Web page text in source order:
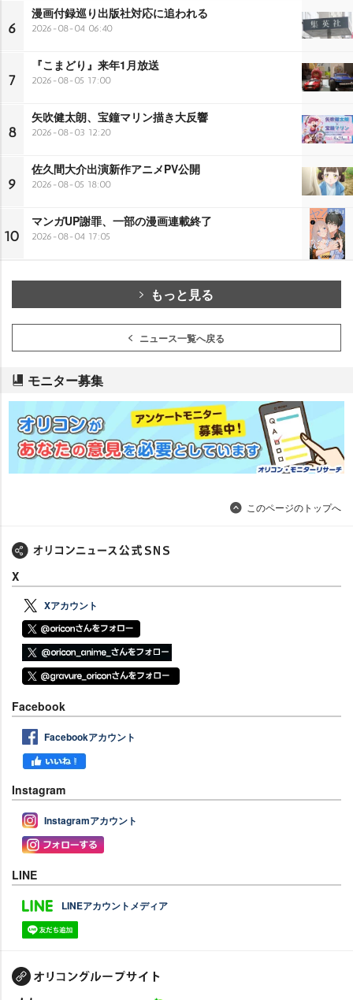
6
漫画付録巡り出版社対応に追われる
2026-08-04 06:40
7
『こまどり』来年1月放送
2026-08-05 17:00
8
矢吹健太朗、宝鐘マリン描き大反響
2026-08-03 12:20
9
佐久間大介出演新作アニメPV公開
2026-08-05 18:00
10
マンガUP謝罪、一部の漫画連載終了
2026-08-04 17:05
もっと見る
ニュース一覧へ戻る
モニター募集
このページのトップへ
X
Xアカウント
Facebook
Facebookアカウント
Instagram
Instagramアカウント
LINE
LINEアカウントメディア